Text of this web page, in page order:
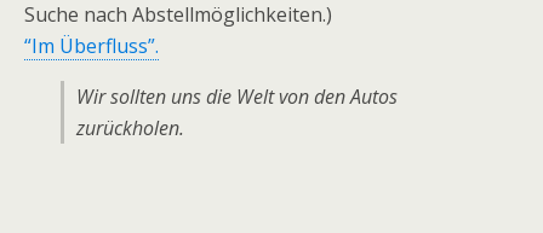
Suche nach Abstellmöglichkeiten.)
“Im Überfluss”.
Wir sollten uns die Welt von den Autos
zurückholen.